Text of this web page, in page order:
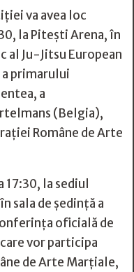
va avea loc
la Pitești Arena, în
Ju-Jitsu European
primarului
a
(Belgia),
Române de Arte
la sediul
sala de ședință a
oficială de
vor participa
de Arte Marțiale,